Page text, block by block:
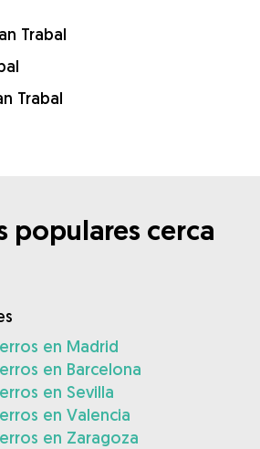
Trabal
Trabal
populares cerca
en Madrid
en Barcelona
en Sevilla
en Valencia
en Zaragoza